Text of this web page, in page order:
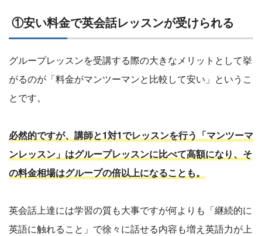
①安い料金で英会話レッスンが受けられる
グループレッスンを受講する際の大きなメリットとして挙
がるのが「料金がマンツーマンと比較して安い」というこ
とです。
必然的ですが、講師と1対1でレッスンを行う「マンツーマ
ンレッスン」はグループレッスンに比べて高額になり、そ
の料金相場はグループの倍以上になることも。
英会話上達には学習の質も大事ですが何よりも「継続的に
英語に触れること」で徐々に話せる内容も増え英語力が上